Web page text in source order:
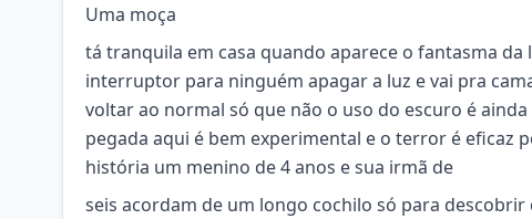
Uma moça
tá tranquila em casa quando aparece o fantasma
interruptor para ninguém apagar a luz e vai pra
voltar ao normal só que não o uso do escuro é
pegada aqui é bem experimental e o terror é eficaz
história um menino de 4 anos e sua irmã de
seis acordam de um longo cochilo só para